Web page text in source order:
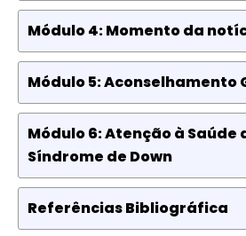
Módulo 4: Momento da
Módulo 5: Aconselhamento
Módulo 6: Atenção à Saúde
Síndrome de Down
Referências Bibliográfica